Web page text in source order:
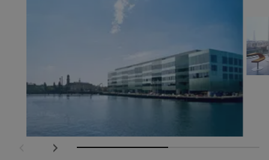
Nästa